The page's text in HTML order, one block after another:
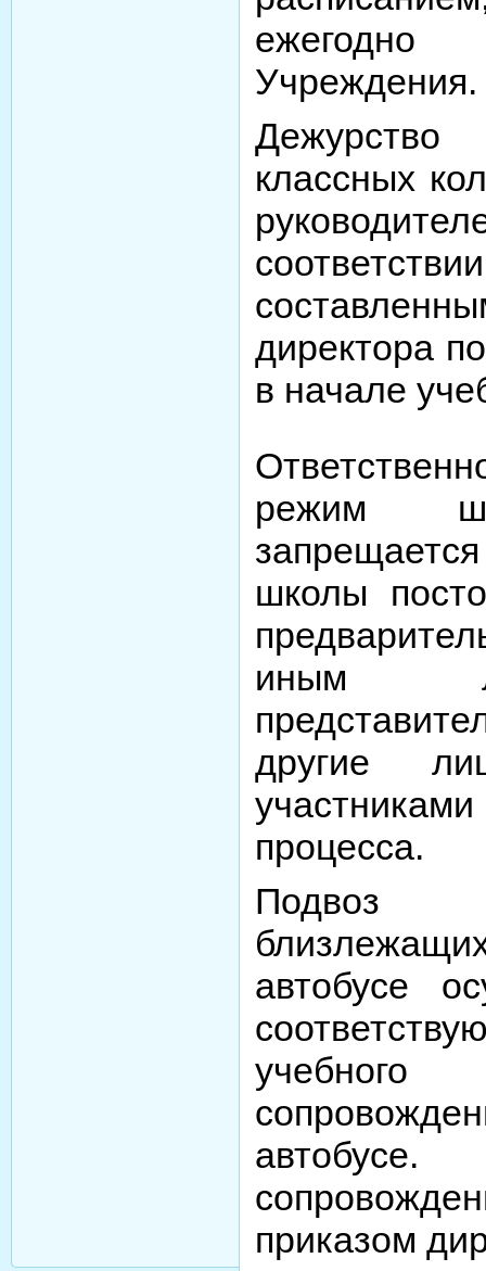
ежегодно
Учреждения.
Дежурство
классных
директора
в начале
режим
школы
иным
другие
процесса.
Подвоз
автобусе
учебного
приказом